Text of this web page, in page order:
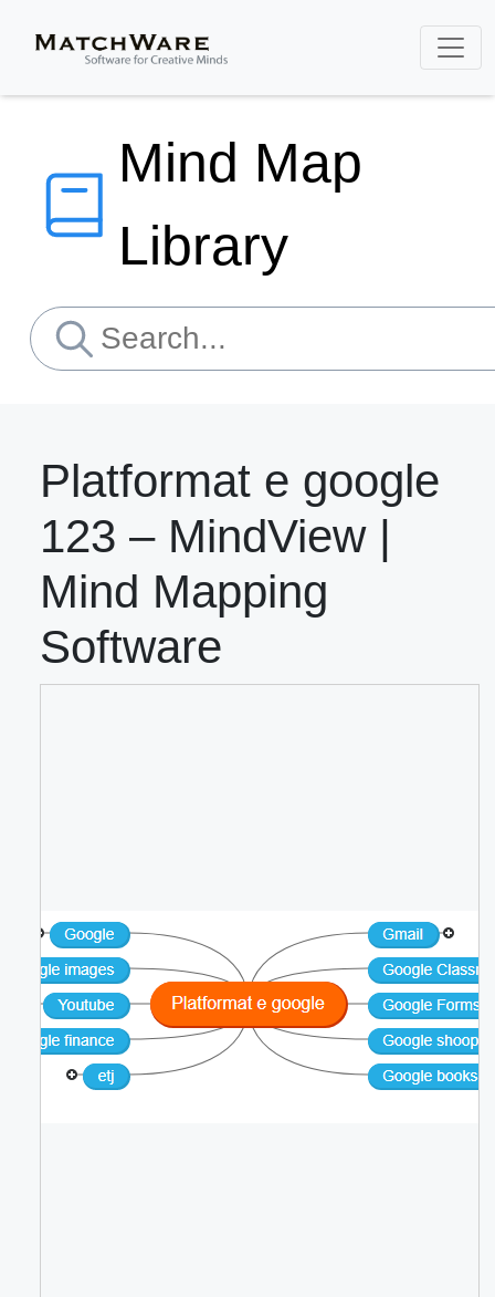
Mind Map
Library
Platformat e google
123 – MindView |
Mind Mapping
Software